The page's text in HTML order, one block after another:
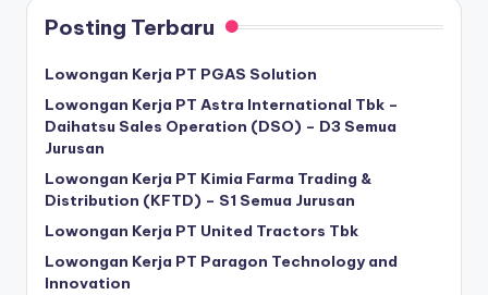
Posting Terbaru
Lowongan Kerja PT PGAS Solution
Lowongan Kerja PT Astra International Tbk –
Daihatsu Sales Operation (DSO) – D3 Semua
Jurusan
Lowongan Kerja PT Kimia Farma Trading &
Distribution (KFTD) – S1 Semua Jurusan
Lowongan Kerja PT United Tractors Tbk
Lowongan Kerja PT Paragon Technology and
Innovation